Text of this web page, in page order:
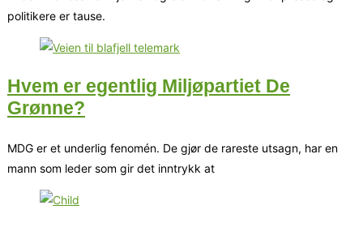
politikere er tause.
Hvem er egentlig Miljøpartiet De
Grønne?
MDG er et underlig fenomén. De gjør de rareste utsagn, har en
mann som leder som gir det inntrykk at